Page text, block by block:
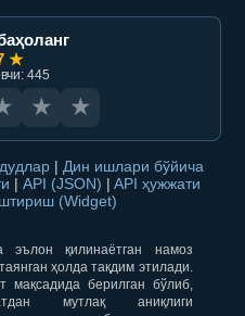
★
445
★ ★
| Дин ишлари бўйича
| API (JSON) | API ҳужжати
(Widget)
эълон қилинаётган намоз
ҳолда тақдим этилади.
мақсадида берилган бўлиб,
мутлақ аниқлиги